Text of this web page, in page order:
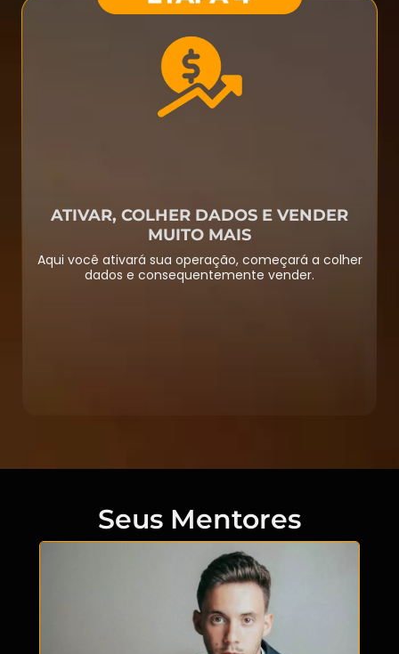
ATIVAR, COLHER DADOS E VENDER
MUITO MAIS
Aqui você ativará sua operação, começará a colher
dados e consequentemente vender.
Seus Mentores